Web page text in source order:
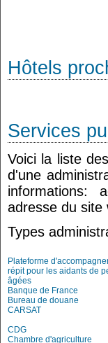
Hôtels
Services
Voici la liste
d'une
informations:
adresse du site
Types
Plateforme
répit pour les aidants de
âgées
Banque de France
Bureau de douane
CARSAT
CDG
Chambre d'agriculture